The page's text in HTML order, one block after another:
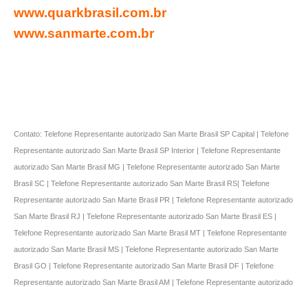
www.quarkbrasil.com.br
www.sanmarte.com.br
Contato: Telefone Representante autorizado San Marte Brasil SP Capital | Telefone
Representante autorizado San Marte Brasil SP Interior | Telefone Representante
autorizado San Marte Brasil MG | Telefone Representante autorizado San Marte
Brasil SC | Telefone Representante autorizado San Marte Brasil RS| Telefone
Representante autorizado San Marte Brasil PR | Telefone Representante autorizado
San Marte Brasil RJ | Telefone Representante autorizado San Marte Brasil ES |
Telefone Representante autorizado San Marte Brasil MT | Telefone Representante
autorizado San Marte Brasil MS | Telefone Representante autorizado San Marte
Brasil GO | Telefone Representante autorizado San Marte Brasil DF | Telefone
Representante autorizado San Marte Brasil AM | Telefone Representante autorizado